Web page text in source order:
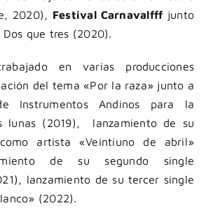
2020), Festival Carnavalfff junto
que tres (2020).
en varias producciones
del tema «Por la raza» junto a
Instrumentos Andinos para la
lunas (2019), lanzamiento de su
artista «Veintiuno de abril»
de su segundo single
lanzamiento de su tercer single
(2022).